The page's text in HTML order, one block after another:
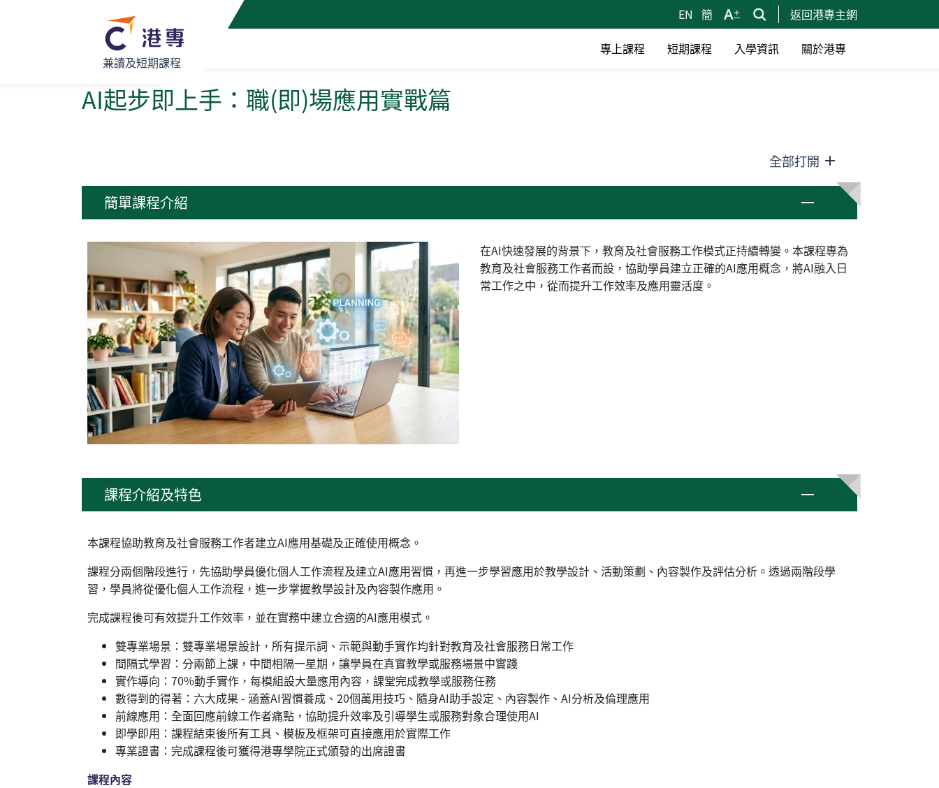
EN 簡 返回港專主網
兼讀及短期課程
專上課程 短期課程 入學資訊 關於港專
AI起步即上手：職(即)場應用實戰篇
全部打開
簡單課程介紹
在AI快速發展的背景下，教育及社會服務工作模式正持續轉變。本課程專為
教育及社會服務工作者而設，協助學員建立正確的AI應用概念，將AI融入日
常工作之中，從而提升工作效率及應用靈活度。
課程介紹及特色
本課程協助教育及社會服務工作者建立AI應用基礎及正確使用概念。
課程分兩個階段進行，先協助學員優化個人工作流程及建立AI應用習慣，再進一步學習應用於教學設計、活動策劃、內容製作及評估分析。透過兩階段學
習，學員將從優化個人工作流程，進一步掌握教學設計及內容製作應用。
完成課程後可有效提升工作效率，並在實務中建立合適的AI應用模式。
雙專業場景：雙專業場景設計，所有提示詞、示範與動手實作均針對教育及社會服務日常工作
間隔式學習：分兩節上課，中間相隔一星期，讓學員在真實教學或服務場景中實踐
實作導向：70%動手實作，每模組設大量應用內容，課堂完成教學或服務任務
數得到的得著：六大成果 - 涵蓋AI習慣養成、20個萬用技巧、隨身AI助手設定、內容製作、AI分析及倫理應用
前線應用：全面回應前線工作者痛點，協助提升效率及引導學生或服務對象合理使用AI
即學即用：課程結束後所有工具、模板及框架可直接應用於實際工作
專業證書：完成課程後可獲得港專學院正式頒發的出席證書
課程內容